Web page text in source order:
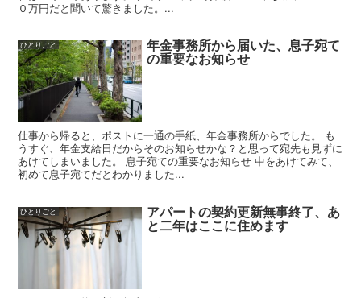
０万円だと聞いて驚きました。...
ひとりごと 年金事務所から届いた、息子宛て
の重要なお知らせ
仕事から帰ると、ポストに一通の手紙、年金事務所からでした。 も
うすぐ、年金支給日だからそのお知らせかな？と思って宛先も見ずに
あけてしまいました。 息子宛ての重要なお知らせ 中をあけてみて、
初めて息子宛てだとわかりました...
ひとりごと アパートの契約更新無事終了、あ
と二年はここに住めます